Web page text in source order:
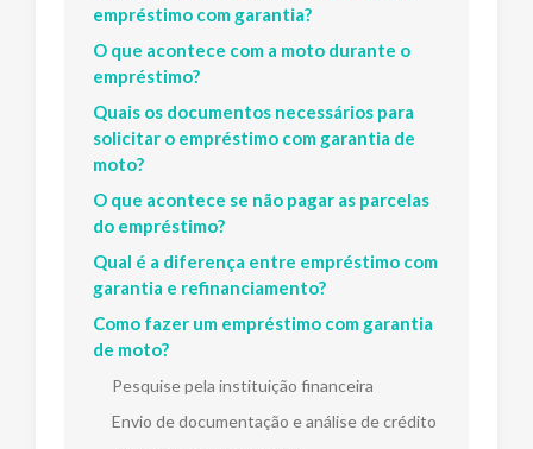
empréstimo com garantia?
O que acontece com a moto durante o
empréstimo?
Quais os documentos necessários para
solicitar o empréstimo com garantia de
moto?
O que acontece se não pagar as parcelas
do empréstimo?
Qual é a diferença entre empréstimo com
garantia e refinanciamento?
Como fazer um empréstimo com garantia
de moto?
Pesquise pela instituição financeira
Envio de documentação e análise de crédito